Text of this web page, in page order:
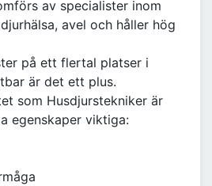
av specialister inom
avel och håller hög
på ett flertal platser i
är det ett plus.
som Husdjurstekniker är
egenskaper viktiga: